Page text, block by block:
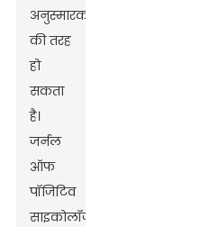
अनुस्मारक
की तरह
हो
सकता
है।
जर्नल
ऑफ
पॉजिटिव
साइकोलॉजी